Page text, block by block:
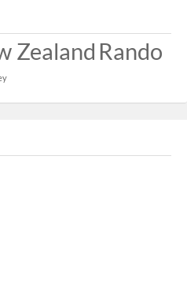
Zealand Rando